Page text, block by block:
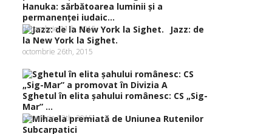
Hanuka: sărbătoarea luminii şi a
permanenţei iudaic...
decembrie 11th, 2015
Jazz: de
la New York la Sighet.
octombrie 26th, 2015
Sghetul în elita şahului românesc: CS „Sig-
Mar” ...
octombrie 13th, 2015